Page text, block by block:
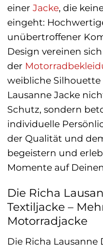
einer Jacke, die
eingeht:
unübertroffener
Design vereinen
der
weibliche
Lausanne Jacke
Schutz, sondern
individuelle
der Qualität und
begeistern und
Momente auf
Die Richa
Textiljacke –
Motorradjacke
Die Richa Lausanne